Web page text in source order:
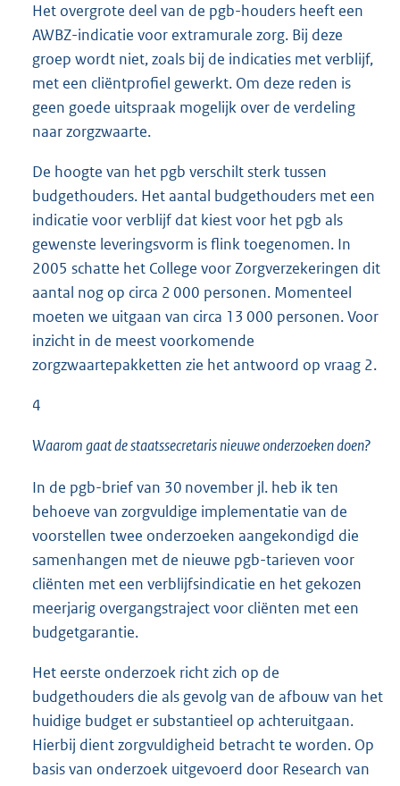
Het overgrote deel van de pgb-houders heeft een
AWBZ-indicatie voor extramurale zorg. Bij deze
groep wordt niet, zoals bij de indicaties met verblijf,
met een cliëntprofiel gewerkt. Om deze reden is
geen goede uitspraak mogelijk over de verdeling
naar zorgzwaarte.
De hoogte van het pgb verschilt sterk tussen
budgethouders. Het aantal budgethouders met een
indicatie voor verblijf dat kiest voor het pgb als
gewenste leveringsvorm is flink toegenomen. In
2005 schatte het College voor Zorgverzekeringen dit
aantal nog op circa 2 000 personen. Momenteel
moeten we uitgaan van circa 13 000 personen. Voor
inzicht in de meest voorkomende
zorgzwaartepakketten zie het antwoord op vraag 2.
4
Waarom gaat de staatssecretaris nieuwe onderzoeken doen?
In de pgb-brief van 30 november jl. heb ik ten
behoeve van zorgvuldige implementatie van de
voorstellen twee onderzoeken aangekondigd die
samenhangen met de nieuwe pgb-tarieven voor
cliënten met een verblijfsindicatie en het gekozen
meerjarig overgangstraject voor cliënten met een
budgetgarantie.
Het eerste onderzoek richt zich op de
budgethouders die als gevolg van de afbouw van het
huidige budget er substantieel op achteruitgaan.
Hierbij dient zorgvuldigheid betracht te worden. Op
basis van onderzoek uitgevoerd door Research van